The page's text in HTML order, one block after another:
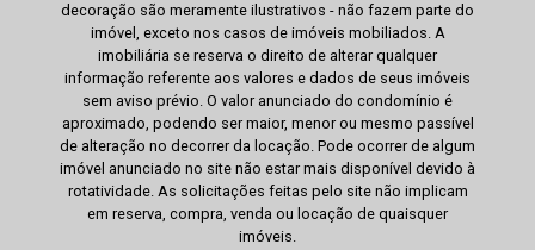
decoração são meramente ilustrativos - não fazem parte do
imóvel, exceto nos casos de imóveis mobiliados. A
imobiliária se reserva o direito de alterar qualquer
informação referente aos valores e dados de seus imóveis
sem aviso prévio. O valor anunciado do condomínio é
aproximado, podendo ser maior, menor ou mesmo passível
de alteração no decorrer da locação. Pode ocorrer de algum
imóvel anunciado no site não estar mais disponível devido à
rotatividade. As solicitações feitas pelo site não implicam
em reserva, compra, venda ou locação de quaisquer
imóveis.